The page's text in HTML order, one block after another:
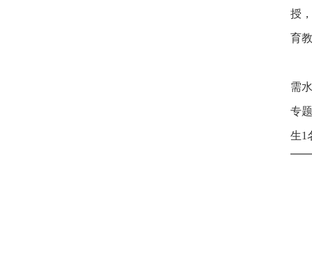
授
育
需
专
生1